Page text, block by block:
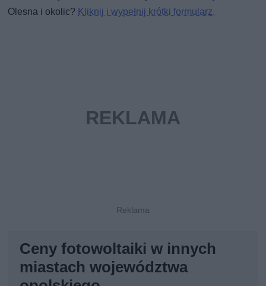
Olesna i okolic? Kliknij i wypełnij krótki formularz.
Ceny fotowoltaiki w innych
miastach województwa